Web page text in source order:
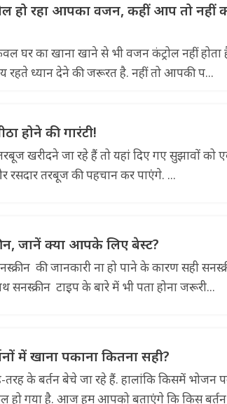
हो रहा आपका वजन, कहीं आप तो नहीं
घर का खाना खाने से भी वजन कंट्रोल नहीं
ध्यान देने की जरूरत है. नहीं तो आपकी प...
होने की गारंटी!
खरीदने जा रहे हैं तो यहां दिए गए सुझावों को
तरबूज की पहचान कर पाएंगे. ...
जानें क्या आपके लिए बेस्ट?
की जानकारी ना हो पाने के कारण सही
टाइप के बारे में भी पता होना जरूरी...
में खाना पकाना कितना सही?
के बर्तन बेचे जा रहे हैं. हालांकि किसमें भोजन
हो गया है. आज हम आपको बताएंगे कि किस